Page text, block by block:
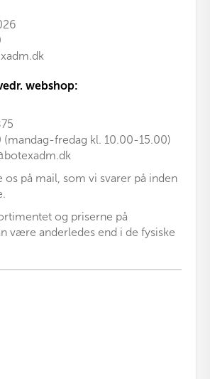
webshop:
(mandag-fredag kl. 10.00-15.00)
os på mail, som vi svarer på inden
og priserne på
være anderledes end i de fysiske